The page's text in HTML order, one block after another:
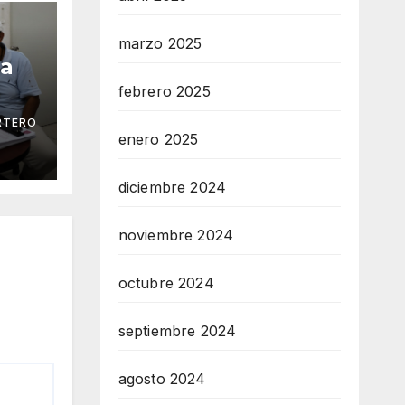
marzo 2025
febrero 2025
enero 2025
diciembre 2024
noviembre 2024
octubre 2024
septiembre 2024
agosto 2024